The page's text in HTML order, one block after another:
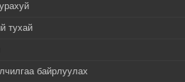
тухай
байрлуулах